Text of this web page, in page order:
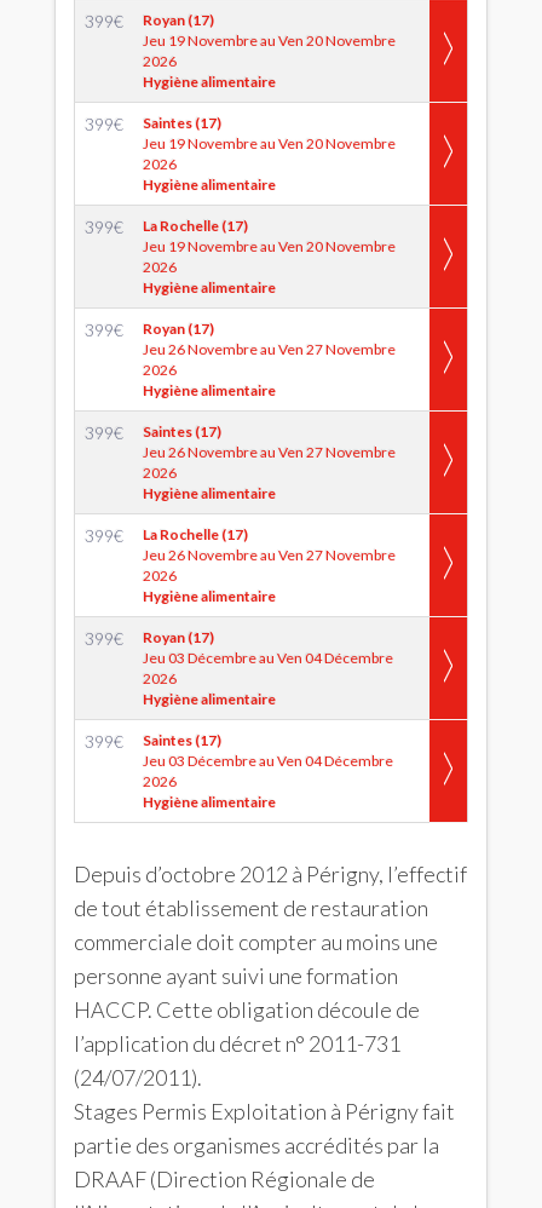
399€
Royan (17)
Jeu 19 Novembre au Ven 20 Novembre
2026
Hygiène alimentaire
399€
Saintes (17)
Jeu 19 Novembre au Ven 20 Novembre
2026
Hygiène alimentaire
399€
La Rochelle (17)
Jeu 19 Novembre au Ven 20 Novembre
2026
Hygiène alimentaire
399€
Royan (17)
Jeu 26 Novembre au Ven 27 Novembre
2026
Hygiène alimentaire
399€
Saintes (17)
Jeu 26 Novembre au Ven 27 Novembre
2026
Hygiène alimentaire
399€
La Rochelle (17)
Jeu 26 Novembre au Ven 27 Novembre
2026
Hygiène alimentaire
399€
Royan (17)
Jeu 03 Décembre au Ven 04 Décembre
2026
Hygiène alimentaire
399€
Saintes (17)
Jeu 03 Décembre au Ven 04 Décembre
2026
Hygiène alimentaire
Depuis d’octobre 2012 à Périgny, l’effectif
de tout établissement de restauration
commerciale doit compter au moins une
personne ayant suivi une formation
HACCP. Cette obligation découle de
l’application du décret n° 2011-731
(24/07/2011).
Stages Permis Exploitation à Périgny fait
partie des organismes accrédités par la
DRAAF (Direction Régionale de